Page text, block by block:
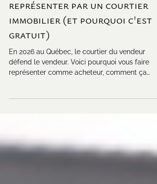
Acheteur : pourquoi se faire
représenter par un courtier
immobilier (et pourquoi c'est
gratuit)
En 2026 au Québec, le courtier du vendeur
marche, et pourquoi c'est gratuit.